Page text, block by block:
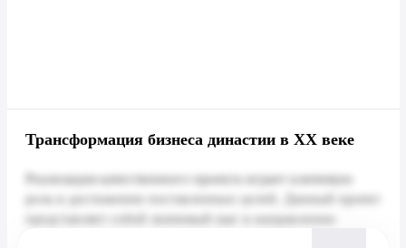
Трансформация бизнеса династии в XX веке